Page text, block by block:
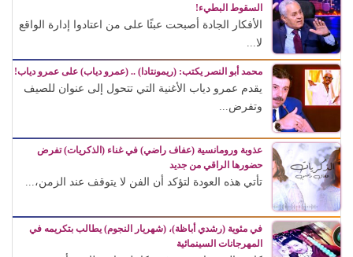
السقوط البطيء!
الأفكار الجادة أصبحت عبئًا على من اعتادوا إدارة الواقع
لا...
محمد أبو النصر يكتب: (ريمونتادا) .. (عمرو دياب) على عمرو دياب!
يقدم عمرو دياب الأغنية التي تتحول إلى عنوان للصيف
وتفرض...
عذوبة ورومانسية (عفاف راضي) في غناء (الذكريات) تفرض
حضورها الراقي من جديد
تأتي هذه العودة لتؤكد أن الفن لا يتوقف عند الزمن،...
في مئوية (رشدي أباظة)، (شهريار النجوم) يطالب بتكريمه في
المهرجانات السينمائية